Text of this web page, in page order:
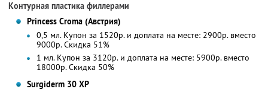
Контурная пластика филлерами
Princess Croma (Австрия)
0,5 мл. Купон за 1520р. и доплата на месте: 2900р. вместо
9000р. Скидка 51%
1 мл. Купон за 3120р. и доплата на месте: 5900р. вместо
18000р. Скидка 50%
Surgiderm 30 XP